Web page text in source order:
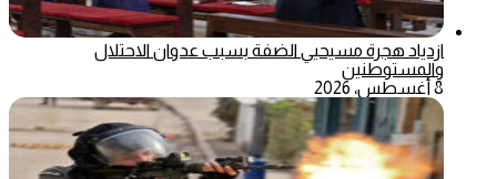
ازدياد هجرة مسيحيي الضفة بسبب عدوان الاحتلال
والمستوطنين
8 أغسطس، 2026